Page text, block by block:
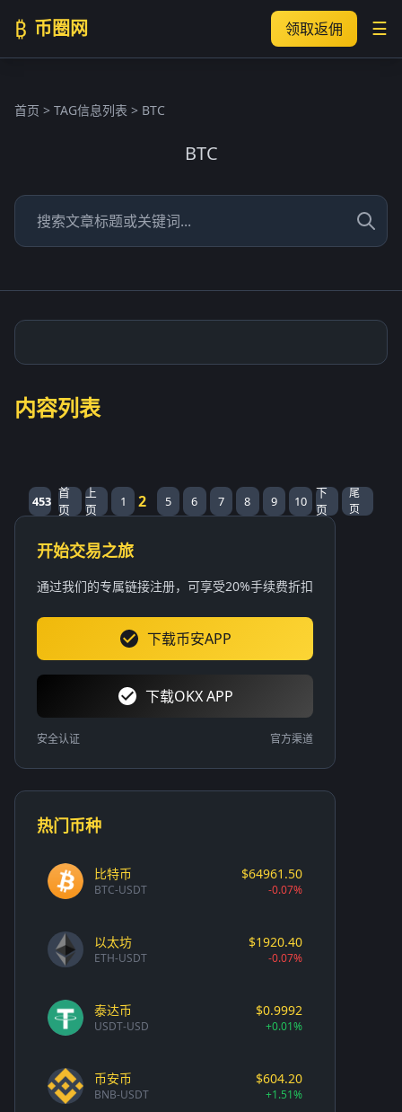
₿ 币圈网 领取返佣 ☰
首页 > TAG信息列表 > BTC
BTC
内容列表
453
首
页
上
页
1 2 5 6 7 8 9 10
下
页
尾
页
开始交易之旅
通过我们的专属链接注册，可享受20%手续费折扣
下载币安APP
下载OKX APP
安全认证 官方渠道
热门币种
比特币
BTC-USDT
$64961.50
-0.07%
以太坊
ETH-USDT
$1920.40
-0.07%
泰达币
USDT-USD
$0.9992
+0.01%
币安币
BNB-USDT
$604.20
+1.51%